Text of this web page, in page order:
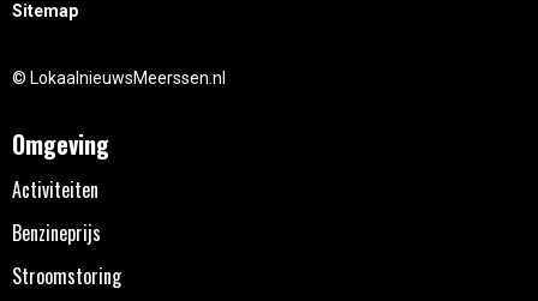
Sitemap
© LokaalnieuwsMeerssen.nl
Omgeving
Activiteiten
Benzineprijs
Stroomstoring